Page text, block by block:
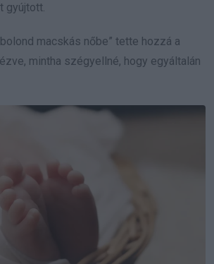
gyújtott.
macskás nőbe” tette hozzá a
mintha szégyellné, hogy egyáltalán